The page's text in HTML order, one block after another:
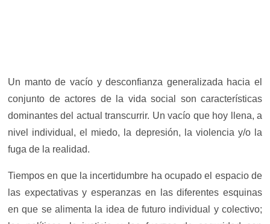
Un manto de vacío y desconfianza generalizada hacia el
conjunto de actores de la vida social son características
dominantes del actual transcurrir. Un vacío que hoy llena, a
nivel individual, el miedo, la depresión, la violencia y/o la
fuga de la realidad.
Tiempos en que la incertidumbre ha ocupado el espacio de
las expectativas y esperanzas en las diferentes esquinas
en que se alimenta la idea de futuro individual y colectivo;